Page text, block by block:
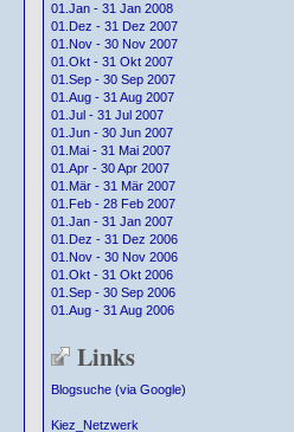
01.Jan - 31 Jan 2008
01.Dez - 31 Dez 2007
01.Nov - 30 Nov 2007
01.Okt - 31 Okt 2007
01.Sep - 30 Sep 2007
01.Aug - 31 Aug 2007
01.Jul - 31 Jul 2007
01.Jun - 30 Jun 2007
01.Mai - 31 Mai 2007
01.Apr - 30 Apr 2007
01.Mär - 31 Mär 2007
01.Feb - 28 Feb 2007
01.Jan - 31 Jan 2007
01.Dez - 31 Dez 2006
01.Nov - 30 Nov 2006
01.Okt - 31 Okt 2006
01.Sep - 30 Sep 2006
01.Aug - 31 Aug 2006
Links
Blogsuche (via Google)
Kiez_Netzwerk